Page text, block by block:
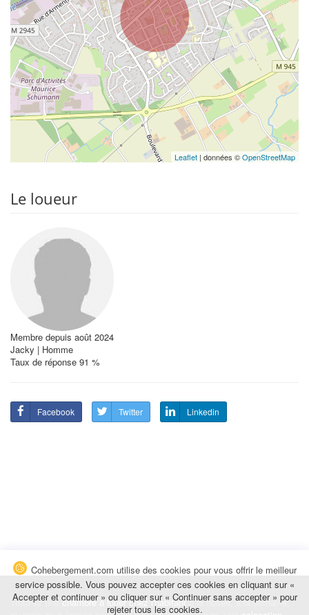
Leaflet | données ©OpenStreetMap
Le loueur
Membre depuis août 2024
Jacky | Homme
Taux de réponse 91 %
Facebook Twitter Linkedin
Trouvez unechambre à louer chez l'habitantà la nuitée, à la semaine,
Cohebergement.com utilise des cookies pour vous offrir le meilleur
service possible. Vous pouvez accepter ces cookies en cliquant sur «
Accepter et continuer » ou cliquer sur « Continuer sans accepter » pour
rejeter tous les cookies.